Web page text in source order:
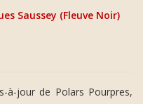
Saussey (Fleuve Noir)
à-jour de Polars Pourpres,